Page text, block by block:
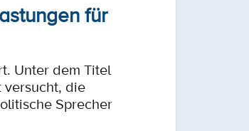
für
Unter dem Titel
versucht, die
Sprecher